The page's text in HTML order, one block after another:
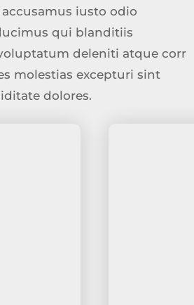
iusto odio
qui blanditiis
deleniti atque corr
molestias excepturi sint
dolores.